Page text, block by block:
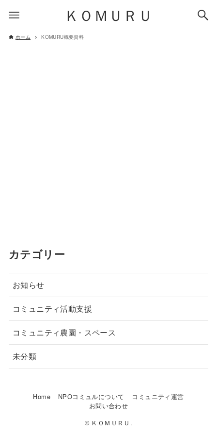
ＫＯＭＵＲＵ
ホーム KOMURU概要資料
カテゴリー
お知らせ
コミュニティ活動支援
コミュニティ農園・スペース
未分類
Home NPOコミュルについて
コミュニティ運営
お問い合わせ
© ＫＯＭＵＲＵ.